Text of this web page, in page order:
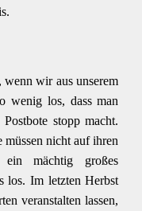
wir aus unserem
wenig los, dass man
stopp macht.
nicht auf ihren
mächtig großes
los. Im letzten Herbst
veranstalten lassen,